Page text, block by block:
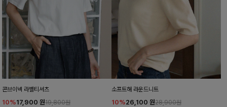
콘브이넥 라벨티셔츠
10%17,900 원19,800원
소프트해 라운드니트
10%26,100 원28,900원